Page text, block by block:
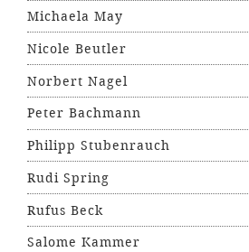
Michaela May
Nicole Beutler
Norbert Nagel
Peter Bachmann
Philipp Stubenrauch
Rudi Spring
Rufus Beck
Salome Kammer